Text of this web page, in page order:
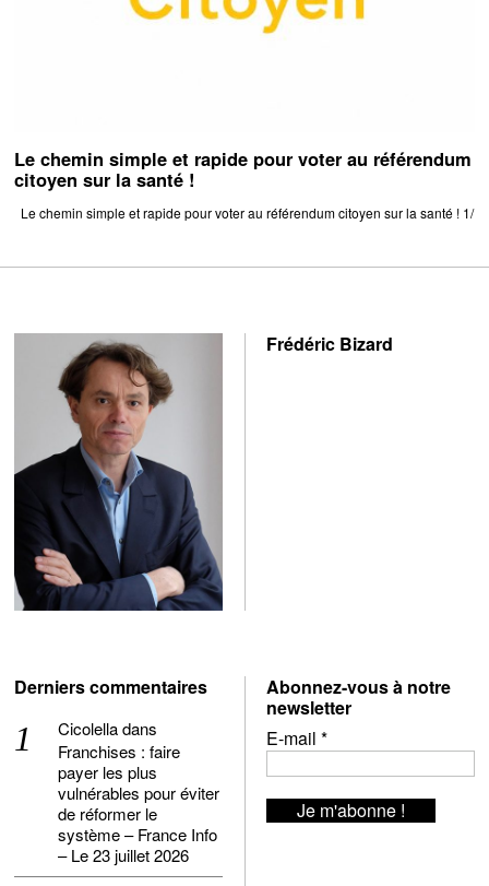
Le chemin simple et rapide pour voter au référendum
citoyen sur la santé !
Le chemin simple et rapide pour voter au référendum citoyen sur la santé ! 1/
Frédéric Bizard
Derniers commentaires
Cicolelladans
Franchises : faire
payer les plus
vulnérables pour éviter
de réformer le
système – France Info
– Le 23 juillet 2026
Abonnez-vous à notre
newsletter
E-mail *